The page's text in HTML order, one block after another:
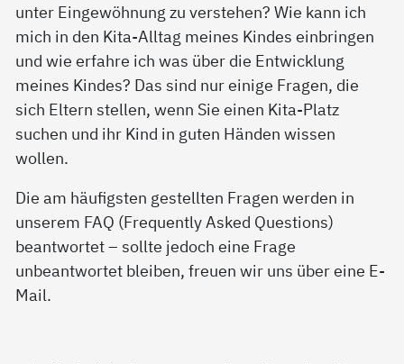
unter Eingewöhnung zu verstehen? Wie kann ich
mich in den Kita-Alltag meines Kindes einbringen
und wie erfahre ich was über die Entwicklung
meines Kindes? Das sind nur einige Fragen, die
sich Eltern stellen, wenn Sie einen Kita-Platz
suchen und ihr Kind in guten Händen wissen
wollen.
Die am häufigsten gestellten Fragen werden in
unserem FAQ (Frequently Asked Questions)
beantwortet – sollte jedoch eine Frage
unbeantwortet bleiben, freuen wir uns über eine E-
Mail.